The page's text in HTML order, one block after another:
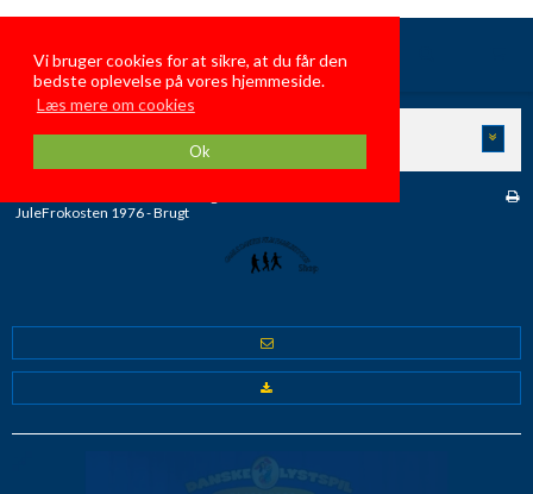
Vi bruger cookies for at sikre, at du får den
bedste oplevelse på vores hjemmeside.
Læs mere om cookies
Ok
GamleDanskeFilmFamiliehygge
KATEGORIER
JuleFrokosten 1976 - Brugt